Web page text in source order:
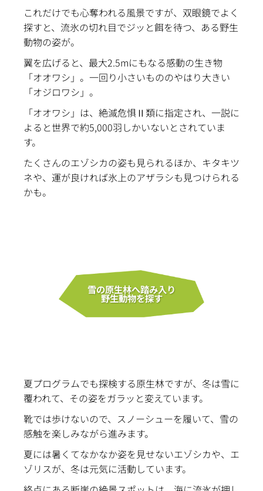
これだけでも心奪われる風景ですが、双眼鏡でよく
探すと、流氷の切れ目でジッと餌を待つ、ある野生
動物の姿が。
翼を広げると、最大2.5mにもなる感動の生き物
「オオワシ」。 一回り小さいもののやはり大きい
「オジロワシ」。
「オオワシ」は、絶滅危惧Ⅱ類に指定され、一説に
よると世界で約5,000羽しかいないとされていま
す。
たくさんのエゾシカの姿も見られるほか、キタキツ
ネや、運が良ければ氷上のアザラシも見つけられる
かも。
雪の原生林へ踏み入り
野生動物を探す
夏プログラムでも探検する原生林ですが、冬は雪に
覆われて、その姿をガラッと変えています。
靴では歩けないので、スノーシューを履いて、雪の
感触を楽しみながら進みます。
夏には暑くてなかなか姿を見せないエゾシカや、エ
ゾリスが、冬は元気に活動しています。